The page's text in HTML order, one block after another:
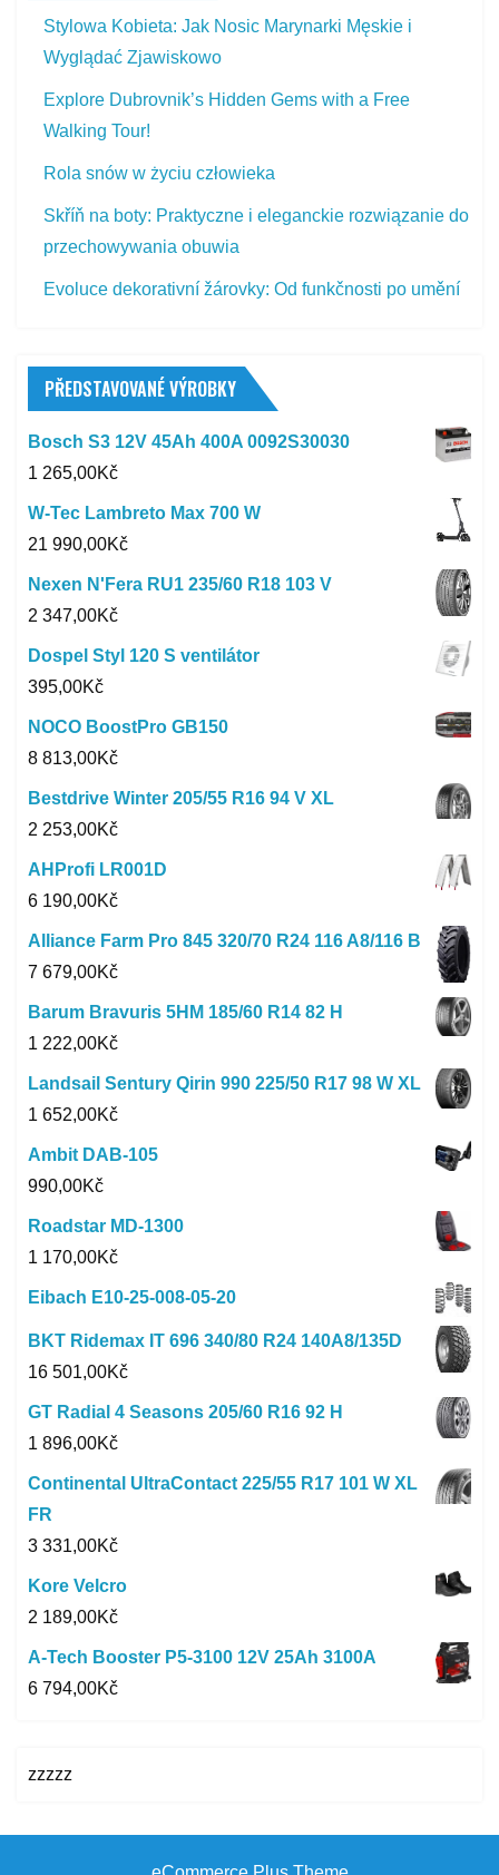
Stylowa Kobieta: Jak Nosic Marynarki Męskie i
Wyglądać Zjawiskowo
Explore Dubrovnik’s Hidden Gems with a Free
Walking Tour!
Rola snów w życiu człowieka
Skříň na boty: Praktyczne i eleganckie rozwiązanie do
przechowywania obuwia
Evoluce dekorativní žárovky: Od funkčnosti po umění
PŘEDSTAVOVANÉ VÝROBKY
Bosch S3 12V 45Ah 400A 0092S30030
1 265,00Kč
W-Tec Lambreto Max 700 W
21 990,00Kč
Nexen N'Fera RU1 235/60 R18 103 V
2 347,00Kč
Dospel Styl 120 S ventilátor
395,00Kč
NOCO BoostPro GB150
8 813,00Kč
Bestdrive Winter 205/55 R16 94 V XL
2 253,00Kč
AHProfi LR001D
6 190,00Kč
Alliance Farm Pro 845 320/70 R24 116 A8/116 B
7 679,00Kč
Barum Bravuris 5HM 185/60 R14 82 H
1 222,00Kč
Landsail Sentury Qirin 990 225/50 R17 98 W XL
1 652,00Kč
Ambit DAB-105
990,00Kč
Roadstar MD-1300
1 170,00Kč
Eibach E10-25-008-05-20
BKT Ridemax IT 696 340/80 R24 140A8/135D
16 501,00Kč
GT Radial 4 Seasons 205/60 R16 92 H
1 896,00Kč
Continental UltraContact 225/55 R17 101 W XL
FR
3 331,00Kč
Kore Velcro
2 189,00Kč
A-Tech Booster P5-3100 12V 25Ah 3100A
6 794,00Kč
zzzzz